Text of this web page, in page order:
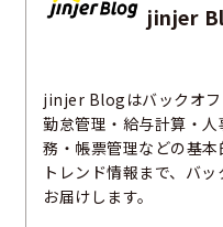
jinjer
jinjer Blogはバックオフ
勤怠管理・給与計算・
務・帳票管理などの基
トレンド情報まで、バ
お届けします。